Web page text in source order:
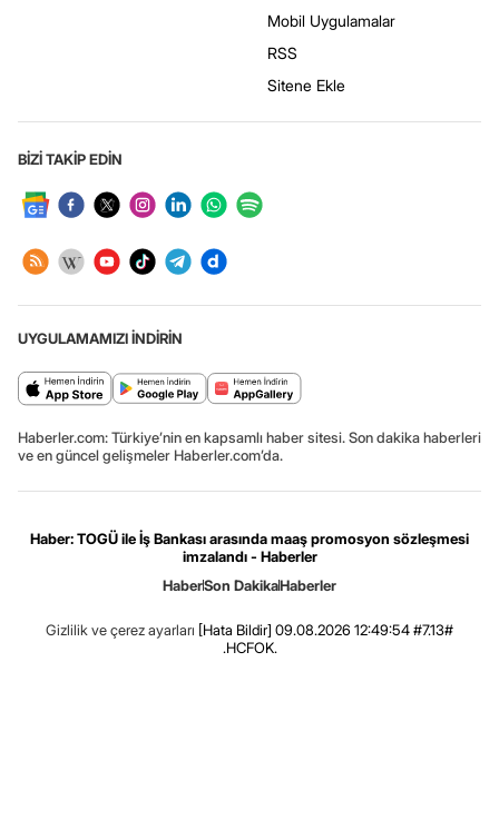
Mobil Uygulamalar
RSS
Sitene Ekle
BİZİ TAKİP EDİN
UYGULAMAMIZI İNDİRİN
Haberler.com: Türkiye’nin en kapsamlı haber sitesi. Son dakika haberleri
ve en güncel gelişmeler Haberler.com’da.
Haber: TOGÜ ile İş Bankası arasında maaş promosyon sözleşmesi
imzalandı - Haberler
HaberSon DakikaHaberler
Gizlilik ve çerez ayarları [Hata Bildir] 09.08.2026 12:49:54 #7.13#
.HCFOK.